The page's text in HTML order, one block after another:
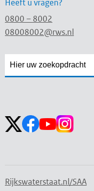
Heeft u vragen?
0800 – 8002
08008002@rws.nl
Rijkswaterstaat.nl/SAA